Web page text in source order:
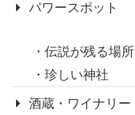
パワースポット
伝説が残る場所
珍しい神社
酒蔵・ワイナリー